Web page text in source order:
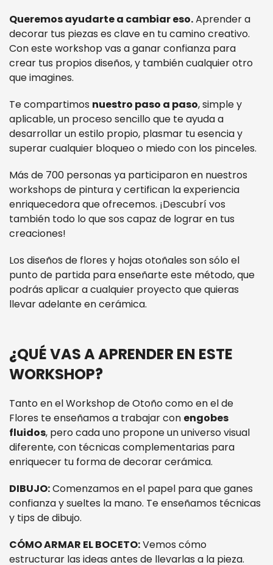
Queremos ayudarte a cambiar eso.Aprender a
decorar tus piezas es clave en tu camino creativo.
Con este workshop vas a ganar confianza para
crear tus propios diseños, y también cualquier otro
que imagines.
Te compartimos nuestro paso a paso, simple y
aplicable, un proceso sencillo que te ayuda a
desarrollar un estilo propio, plasmar tu esencia y
superar cualquier bloqueo o miedo con los pinceles.
Más de 700 personas ya participaron en nuestros
workshops de pintura y certifican la experiencia
enriquecedora que ofrecemos. ¡Descubrí vos
también todo lo que sos capaz de lograr en tus
creaciones!
Los diseños de flores y hojas otoñales son sólo el
punto de partida para enseñarte este método, que
podrás aplicar a cualquier proyecto que quieras
llevar adelante en cerámica.
¿QUÉ VAS A APRENDER EN ESTE
WORKSHOP?
Tanto en el Workshop de Otoño como en el de
Flores te enseñamos a trabajar con engobes
fluidos, pero cada uno propone un universo visual
diferente, con técnicas complementarias para
enriquecer tu forma de decorar cerámica.
DIBUJO:Comenzamos en el papel para que ganes
confianza y sueltes la mano. Te enseñamos técnicas
y tips de dibujo.
CÓMO ARMAR EL BOCETO:Vemos cómo
estructurar las ideas antes de llevarlas a la pieza.